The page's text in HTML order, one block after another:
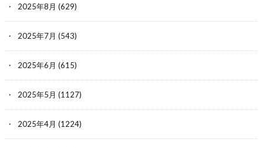
2025年8月 (629)
2025年7月 (543)
2025年6月 (615)
2025年5月 (1127)
2025年4月 (1224)